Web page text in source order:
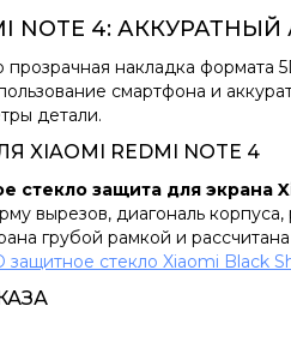
NOTE 4:
прозрачная накладка формата
смартфона и
детали.
REDMI NOTE 4
стекло защита для экрана
вырезов, диагональ
грубой рамкой и
защитное стекло Xiaomi Black